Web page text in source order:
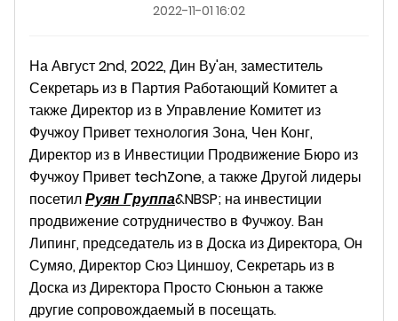
2022-11-01 16:02
На Август 2nd, 2022, Дин Ву'ан, заместитель
Секретарь из в Партия Работающий Комитет а
также Директор из в Управление Комитет из
Фучжоу Привет технология Зона, Чен Конг,
Директор из в Инвестиции Продвижение Бюро из
Фучжоу Привет techZone, а также Другой лидеры
посетилРуян Группа&NBSP; на инвестиции
продвижение сотрудничество в Фучжоу. Ван
Липинг, председатель из в Доска из Директора, Он
Сумяо, Директор Сюэ Циншоу, Секретарь из в
Доска из Директора Просто Сюньюн а также
другие сопровождаемый в посещать.